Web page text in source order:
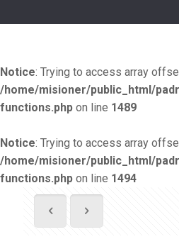
Notice: Trying to access array
/home/misioner/public_html/
functions.php on line 1489
Notice: Trying to access array
/home/misioner/public_html/
functions.php on line 1494